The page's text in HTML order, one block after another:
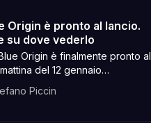
Origin è pronto al lancio.
su dove vederlo
Origin è finalmente pronto al
del 12 gennaio…
Piccin